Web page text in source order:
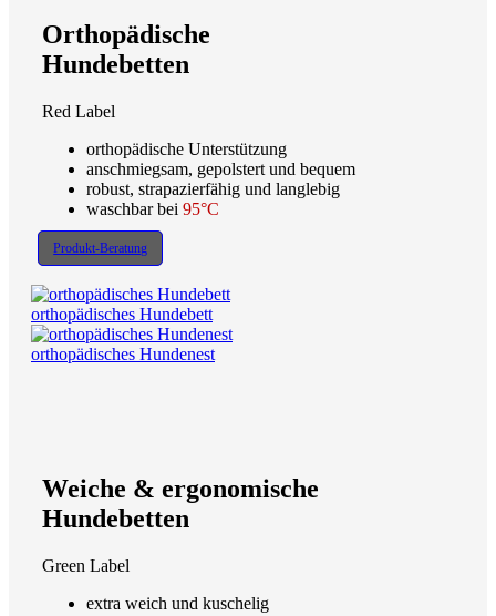
Orthopädische
Hundebetten
Red Label
orthopädische Unterstützung
anschmiegsam, gepolstert und bequem
robust, strapazierfähig und langlebig
waschbar bei 95°C
Produkt-Beratung
orthopädisches Hundebett
orthopädisches Hundenest
Weiche & ergonomische
Hundebetten
Green Label
extra weich und kuschelig